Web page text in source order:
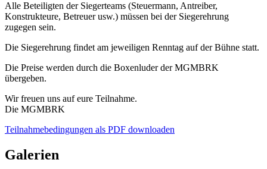
Alle Beteiligten der Siegerteams (Steuermann, Antreiber,
Konstrukteure, Betreuer usw.) müssen bei der Siegerehrung
zugegen sein.
Die Siegerehrung findet am jeweiligen Renntag auf der Bühne statt.
Die Preise werden durch die Boxenluder der MGMBRK
übergeben.
Wir freuen uns auf eure Teilnahme.
Die MGMBRK
Teilnahmebedingungen als PDF downloaden
Galerien